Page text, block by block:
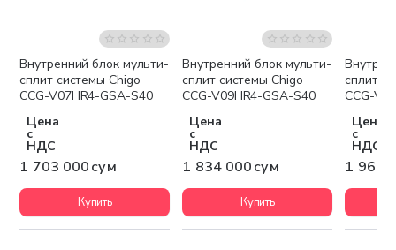
Бесплатная доставка
Внутренний блок мульти-
сплит системы Chigo
CCG-V07HR4-GSA-S40
Цена
с
НДС
1 703 000 сум
Купить
Бесплатная доставка
Внутренний блок мульти-
сплит системы Chigo
CCG-V09HR4-GSA-S40
Цена
с
НДС
1 834 000 сум
Купить
сплит
CCG-
Цена
с
НДС
1 965